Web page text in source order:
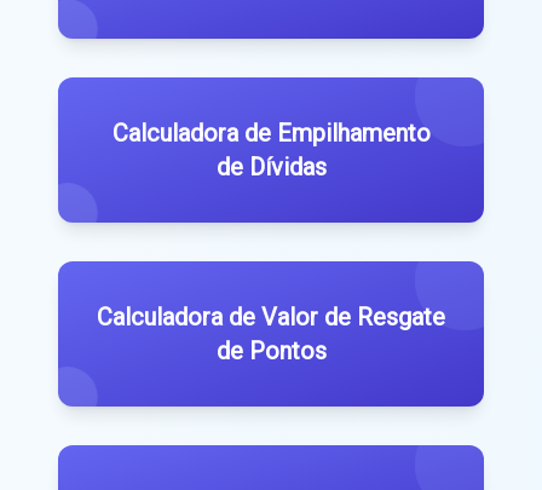
Calculadora de Empilhamento
de Dívidas
Calculadora de Valor de Resgate
de Pontos